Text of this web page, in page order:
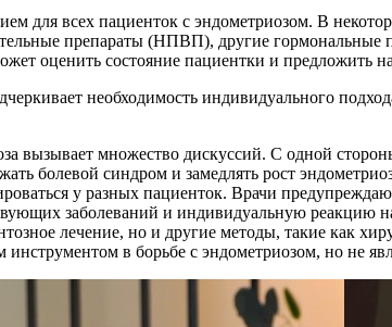
для всех пациенток с эндометриозом. В
препараты (НПВП), другие гормональные
оценить состояние пациентки и предложить
необходимость индивидуального
вызывает множество дискуссий. С одной
болевой синдром и замедлять рост
у разных пациенток. Врачи
заболеваний и индивидуальную реакцию
лечение, но и другие методы, такие как
в борьбе с эндометриозом, но не